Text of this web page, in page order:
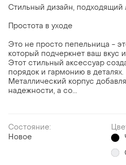
Стильный дизайн, подходящий
Простота в уходе
Это не просто пепельница -
который подчеркнет ваш вкус
Этот стильный аксессуар
порядок и гармонию в деталях.
Металлический корпус
надежности, а со...
Состояние:
Новое